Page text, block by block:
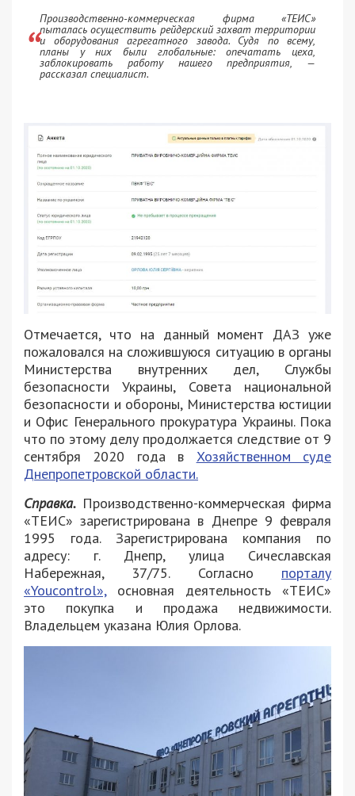
Производственно-коммерческая фирма «ТЕИС»
пыталась осуществить рейдерский захват территории
и оборудования агрегатного завода. Судя по всему,
планы у них были глобальные: опечатать цеха,
заблокировать работу нашего предприятия, —
рассказал специалист.
Отмечается, что на данный момент ДАЗ уже
пожаловался на сложившуюся ситуацию в органы
Министерства внутренних дел, Службы
безопасности Украины, Совета национальной
безопасности и обороны, Министерства юстиции
и Офис Генерального прокуратура Украины. Пока
что по этому делу продолжается следствие от 9
сентября 2020 года в Хозяйственном суде
Днепропетровской области.
Справка. Производственно-коммерческая фирма
«ТЕИС» зарегистрирована в Днепре 9 февраля
1995 года. Зарегистрирована компания по
адресу: г. Днепр, улица Сичеславская
Набережная, 37/75. Согласно порталу
«Youcontrol»,основная деятельность «ТЕИС»
это покупка и продажа недвижимости.
Владельцем указана Юлия Орлова.